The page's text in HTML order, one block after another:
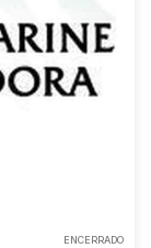
ENCERRADO